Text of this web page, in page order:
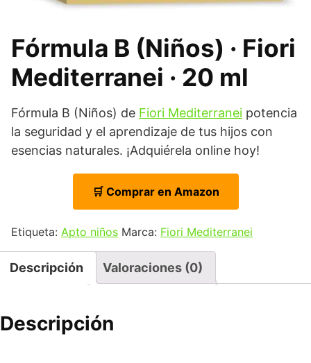
Fórmula B (Niños) · Fiori
Mediterranei · 20 ml
Fórmula B (Niños) de Fiori Mediterranei potencia
la seguridad y el aprendizaje de tus hijos con
esencias naturales. ¡Adquiérela online hoy!
🛒 Comprar en Amazon
Etiqueta: Apto niños Marca: Fiori Mediterranei
Descripción Valoraciones (0)
Descripción